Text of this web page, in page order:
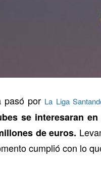
pasó por La Liga
se interesaran
de euros.
cumplió con lo